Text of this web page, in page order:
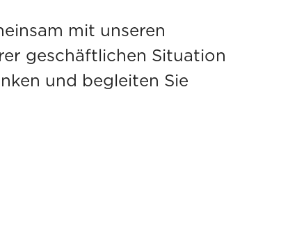
mit unseren
geschäftlichen Situation
und begleiten Sie